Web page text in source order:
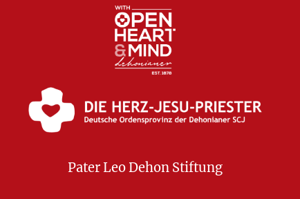
Pater Leo Dehon Stiftung